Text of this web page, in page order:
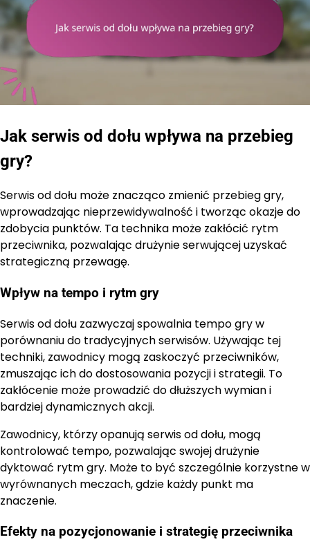
Jak serwis od dołu wpływa na przebieg
gry?
Serwis od dołu może znacząco zmienić przebieg gry,
wprowadzając nieprzewidywalność i tworząc okazje do
zdobycia punktów. Ta technika może zakłócić rytm
przeciwnika, pozwalając drużynie serwującej uzyskać
strategiczną przewagę.
Wpływ na tempo i rytm gry
Serwis od dołu zazwyczaj spowalnia tempo gry w
porównaniu do tradycyjnych serwisów. Używając tej
techniki, zawodnicy mogą zaskoczyć przeciwników,
zmuszając ich do dostosowania pozycji i strategii. To
zakłócenie może prowadzić do dłuższych wymian i
bardziej dynamicznych akcji.
Zawodnicy, którzy opanują serwis od dołu, mogą
kontrolować tempo, pozwalając swojej drużynie
dyktować rytm gry. Może to być szczególnie korzystne w
wyrównanych meczach, gdzie każdy punkt ma
znaczenie.
Efekty na pozycjonowanie i strategię przeciwnika